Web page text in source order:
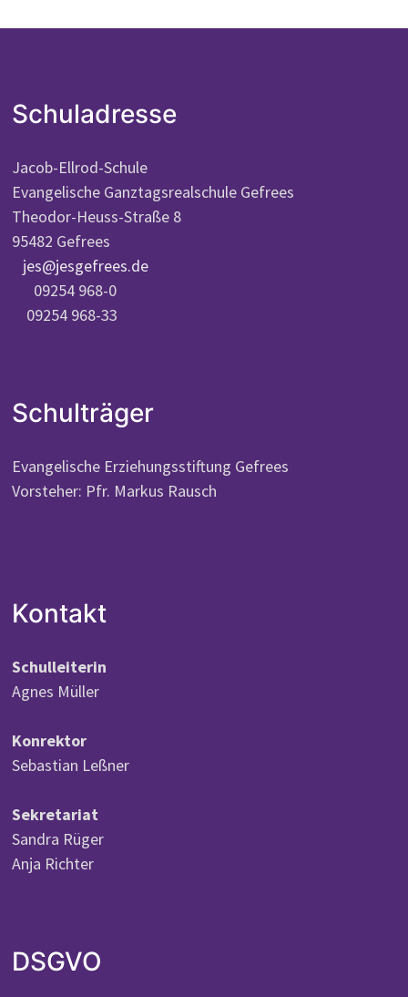
Schuladresse
Jacob-Ellrod-Schule
Evangelische Ganztagsrealschule Gefrees
Theodor-Heuss-Straße 8
95482 Gefrees
jes@jesgefrees.de
09254 968-0
09254 968-33
Schulträger
Evangelische Erziehungsstiftung Gefrees
Vorsteher: Pfr. Markus Rausch
Kontakt
Schulleiterin
Agnes Müller
Konrektor
Sebastian Leßner
Sekretariat
Sandra Rüger
Anja Richter
DSGVO